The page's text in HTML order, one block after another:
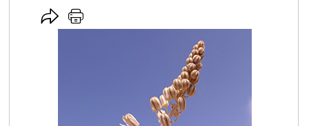
לחץ
כאן
לחץ
כאן